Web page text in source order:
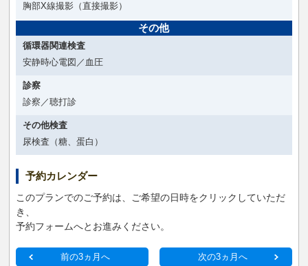
胸部X線撮影（直接撮影）
その他
循環器関連検査
安静時心電図／血圧
診察
診察／聴打診
その他検査
尿検査（糖、蛋白）
予約カレンダー
このプランでのご予約は、ご希望の日時をクリックしていただ
き、
予約フォームへとお進みください。
前の3ヵ月へ 次の3ヵ月へ